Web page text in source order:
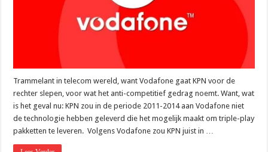
Trammelant in telecom wereld, want Vodafone gaat KPN voor de
rechter slepen, voor wat het anti-competitief gedrag noemt. Want, wat
is het geval nu: KPN zou in de periode 2011-2014 aan Vodafone niet
de technologie hebben geleverd die het mogelijk maakt om triple-play
pakketten te leveren. Volgens Vodafone zou KPN juist in …